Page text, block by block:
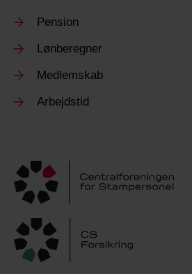
Pension
Lønberegner
Medlemskab
Arbejdstid